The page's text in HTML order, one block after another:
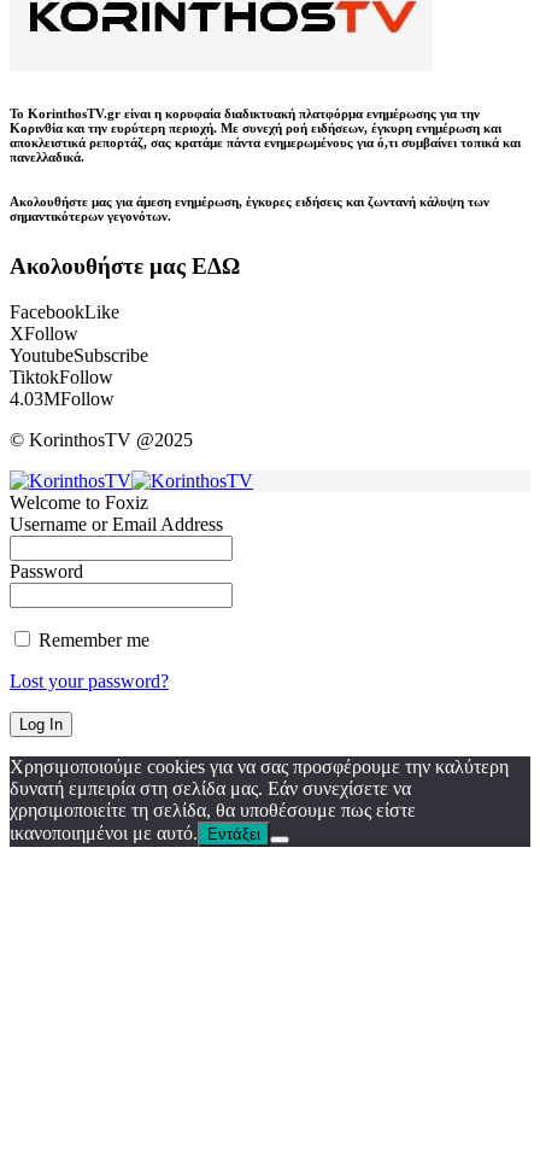
Το KorinthosTV.gr είναι η κορυφαία διαδικτυακή πλατφόρμα ενημέρωσης για την
Κορινθία και την ευρύτερη περιοχή. Με συνεχή ροή ειδήσεων, έγκυρη ενημέρωση και
αποκλειστικά ρεπορτάζ, σας κρατάμε πάντα ενημερωμένους για ό,τι συμβαίνει τοπικά και
πανελλαδικά.
Ακολουθήστε μας για άμεση ενημέρωση, έγκυρες ειδήσεις και ζωντανή κάλυψη των
σημαντικότερων γεγονότων.
Ακολουθήστε μας ΕΔΩ
FacebookLike
XFollow
YoutubeSubscribe
TiktokFollow
4.03MFollow
© KorinthosTV @2025
Welcome to Foxiz
Username or Email Address
Password
Remember me
Lost your password?
Χρησιμοποιούμε cookies για να σας προσφέρουμε την καλύτερη
δυνατή εμπειρία στη σελίδα μας. Εάν συνεχίσετε να
χρησιμοποιείτε τη σελίδα, θα υποθέσουμε πως είστε
ικανοποιημένοι με αυτό.
Εντάξει